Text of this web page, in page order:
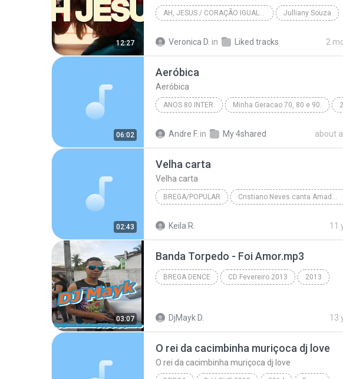
12:27
AH, JESUS / CORAÇÃO IGUAL AO TEU Julliany Souza
Veronica D. in Liked tracks 2
06:02
Aeróbica
Aeróbica
ANOS 80 INTER. Minha Geracao 70, 80 e 90.
Andre F. in My 4shared about
02:43
Velha carta
Velha carta
BREGA/POPULAR Cristiano Neves canta Amado Batista
Keila R. 11
03:07
Banda Torpedo - Foi Amor.mp3
BREGA DENCE CD Fevereiro 2013 2013
DjMayk D. 13
O rei da cacimbinha muriçoca dj love
O rei da cacimbinha muriçoca dj love